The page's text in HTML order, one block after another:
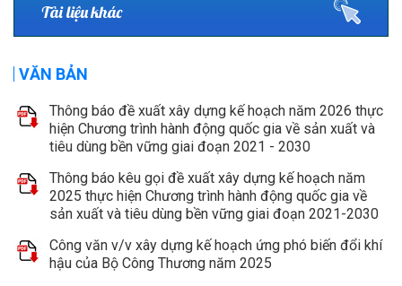
Tài liệu khác
VĂN BẢN
Thông báo đề xuất xây dựng kế hoạch năm 2026 thực
hiện Chương trình hành động quốc gia về sản xuất và
tiêu dùng bền vững giai đoạn 2021 - 2030
Thông báo kêu gọi đề xuất xây dựng kế hoạch năm
2025 thực hiện Chương trình hành động quốc gia về
sản xuất và tiêu dùng bền vững giai đoạn 2021-2030
Công văn v/v xây dựng kế hoạch ứng phó biến đổi khí
hậu của Bộ Công Thương năm 2025